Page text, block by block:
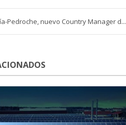
Pedroche, nuevo Country Manager d...